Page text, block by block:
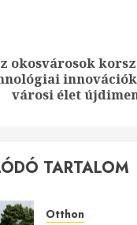
okosvárosok
innovációk
városi élet
TARTALOM
Otthon